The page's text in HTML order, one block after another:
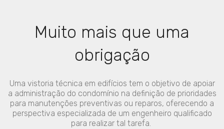
Muito mais que uma
obrigação
Uma vistoria técnica em edifícios tem o objetivo de apoiar
a administração do condomínio na definição de prioridades
para manutenções preventivas ou reparos, oferecendo a
perspectiva especializada de um engenheiro qualificado
para realizar tal tarefa.